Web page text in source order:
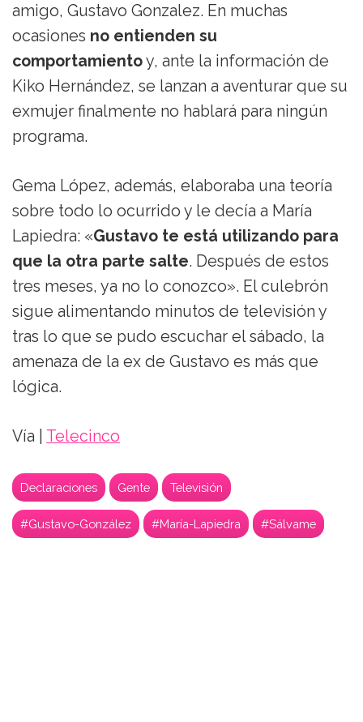
amigo, Gustavo Gonzalez. En muchas
ocasiones no entienden su
comportamientoy, ante la información de
Kiko Hernández, se lanzan a aventurar que su
exmujer finalmente no hablará para ningún
programa.
Gema López, además, elaboraba una teoría
sobre todo lo ocurrido y le decía a María
Lapiedra: «Gustavo te está utilizando para
que la otra parte salte. Después de estos
tres meses, ya no lo conozco». El culebrón
sigue alimentando minutos de televisión y
tras lo que se pudo escuchar el sábado, la
amenaza de la ex de Gustavo es más que
lógica.
Vía | Telecinco
Declaraciones Gente Televisión
#Gustavo-González #María-Lapiedra #Sálvame